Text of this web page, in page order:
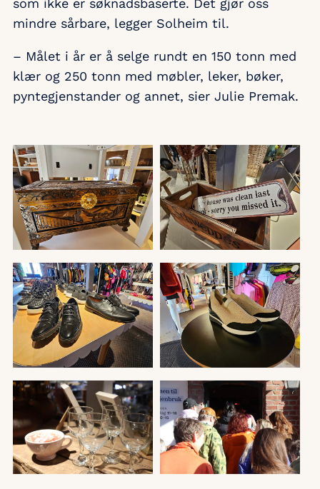
som ikke er søknadsbaserte. Det gjør oss
mindre sårbare, legger Solheim til.
– Målet i år er å selge rundt en 150 tonn med
klær og 250 tonn med møbler, leker, bøker,
pyntegjenstander og annet, sier Julie Premak.